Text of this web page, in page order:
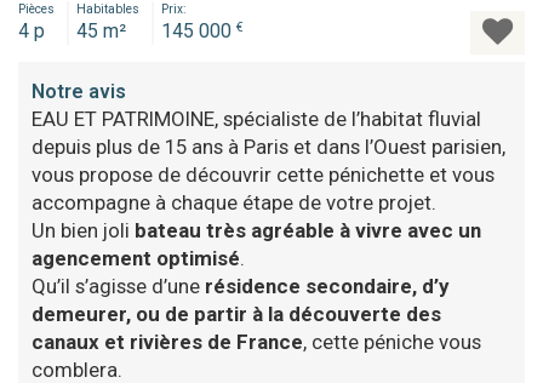
Pièces
4 p
Habitables
45 m²
Prix:
145 000 €
Notre avis
EAU ET PATRIMOINE, spécialiste de l’habitat fluvial
depuis plus de 15 ans à Paris et dans l’Ouest parisien,
vous propose de découvrir cette pénichette et vous
accompagne à chaque étape de votre projet.
Un bien joli bateau très agréable à vivre avec un
agencement optimisé.
Qu’il s’agisse d’une résidence secondaire, d’y
demeurer, ou de partir à la découverte des
canaux et rivières de France, cette péniche vous
comblera.